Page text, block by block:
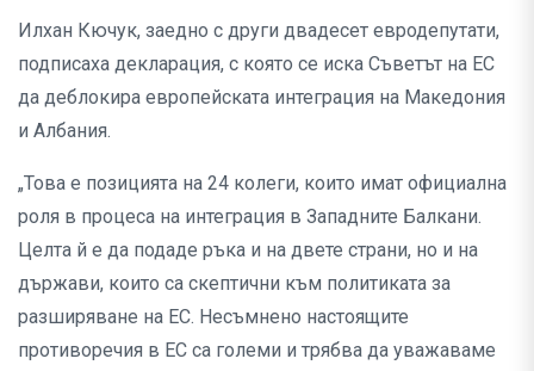
Илхан Кючук, заедно с други двадесет евродепутати,
подписаха декларация, с която се иска Съветът на ЕС
да деблокира европейската интеграция на Македония
и Албания.
„Това е позицията на 24 колеги, които имат официална
роля в процеса на интеграция в Западните Балкани.
Целта й е да подаде ръка и на двете страни, но и на
държави, които са скептични към политиката за
разширяване на ЕС. Несъмнено настоящите
противоречия в ЕС са големи и трябва да уважаваме